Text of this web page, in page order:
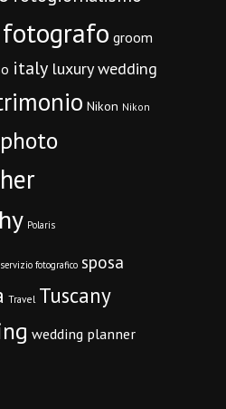
fotografo groom
italy luxury wedding
Nikon Nikon
photo
Polaris
servizio fotografico sposa
Travel Tuscany
wedding planner